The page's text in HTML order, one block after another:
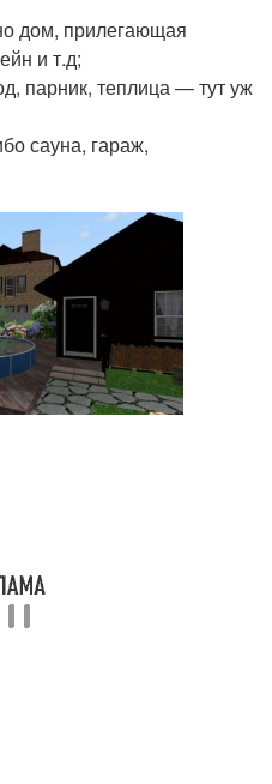
дом, прилегающая
и т.д;
парник, теплица — тут уж
сауна, гараж,